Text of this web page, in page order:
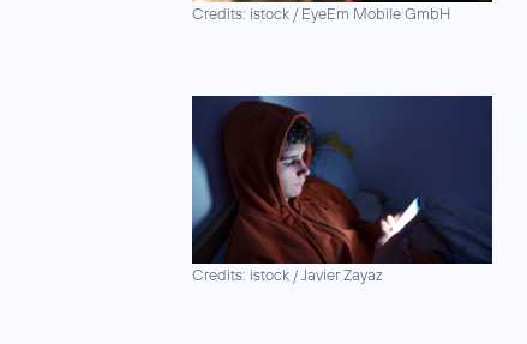
Credits: istock / EyeEm Mobile GmbH
Credits: istock / Javier Zayaz